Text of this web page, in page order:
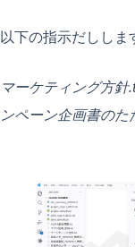
以下の指示だししま
マーケティング方
ンペーン企画書のた